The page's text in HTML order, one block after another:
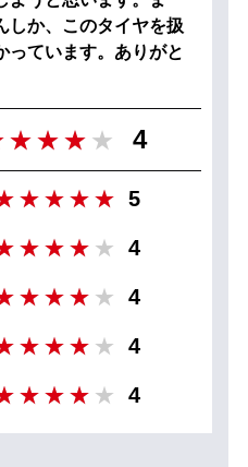
しか、このタイヤを扱
っています。ありがと
4
5
4
4
4
4